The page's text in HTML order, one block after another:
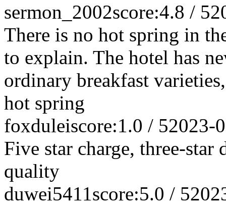
sermon_2002score:4.8 / 5
There is no hot spring in
to explain. The hotel has
ordinary breakfast
hot spring
foxduleiscore:1.0 / 52023-
Five star charge, three-
quality
duwei5411score:5.0 / 5